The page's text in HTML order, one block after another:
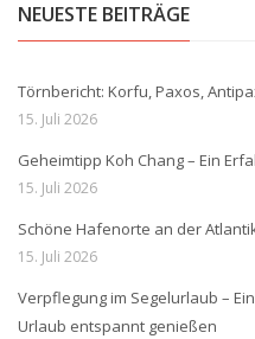
NEUESTE BEITRÄGE
Törnbericht: Korfu, Paxos,
15. Juli 2026
Geheimtipp Koh Chang – Ein
15. Juli 2026
Schöne Hafenorte an der
15. Juli 2026
Verpflegung im Segelurlaub –
Urlaub entspannt genießen